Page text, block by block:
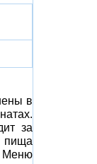
в
за
пища
Меню